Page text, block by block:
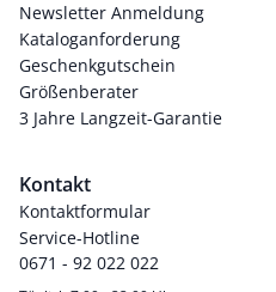
Newsletter Anmeldung
Kataloganforderung
Geschenkgutschein
Größenberater
3 Jahre Langzeit-Garantie
Kontakt
Kontaktformular
Service-Hotline
0671 - 92 022 022